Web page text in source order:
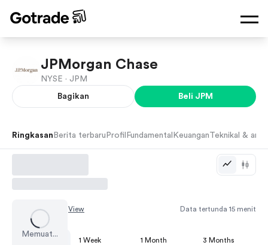
JPMorgan Chase
NYSE · JPM
Bagikan Beli JPM
Ringkasan Berita terbaru Profil Fundamental Keuangan Teknikal &
Memuat...
Chart by TradingView Data tertunda 15 menit
1 Week
1 Month
3 Months